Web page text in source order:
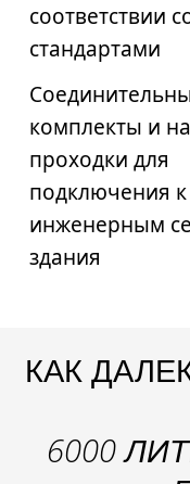
соответствии
стандартами
комплекты и
проходки для
подключения к
инженерным
здания
КАК
6000